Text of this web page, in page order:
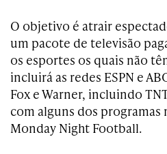
O objetivo é atrair
um pacote de televisão
os esportes os quais não
incluirá as redes ESPN e
Fox e Warner, incluindo
com alguns dos programas
Monday Night Football.